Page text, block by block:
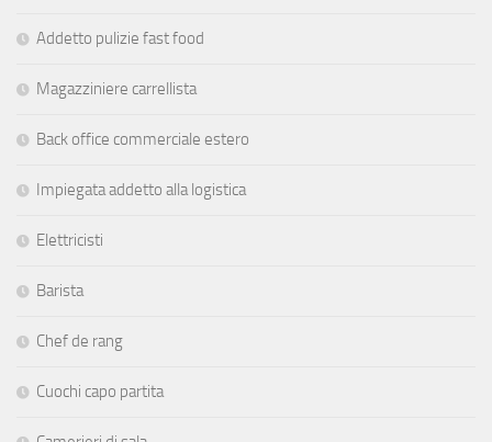
Addetto pulizie fast food
Magazziniere carrellista
Back office commerciale estero
Impiegata addetto alla logistica
Elettricisti
Barista
Chef de rang
Cuochi capo partita